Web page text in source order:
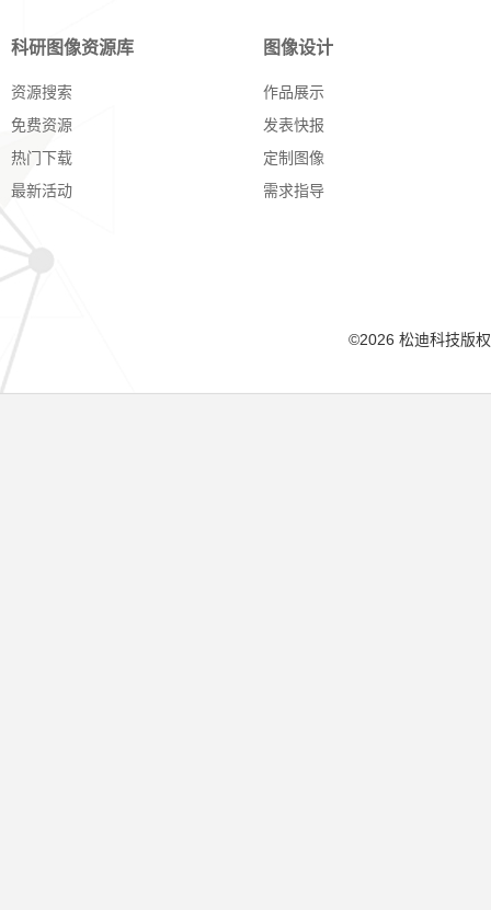
科研图像资源库
资源搜索
免费资源
热门下载
最新活动
图像设计
作品展示
发表快报
定制图像
需求指导
©2026 松迪科技版